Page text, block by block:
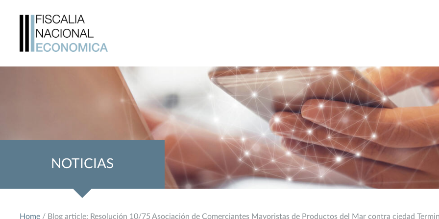
NOTICIAS
Home / Blog article: Resolución 10/75 Asociación de Comerciantes Mayoristas de Productos del Mar contra ciedad